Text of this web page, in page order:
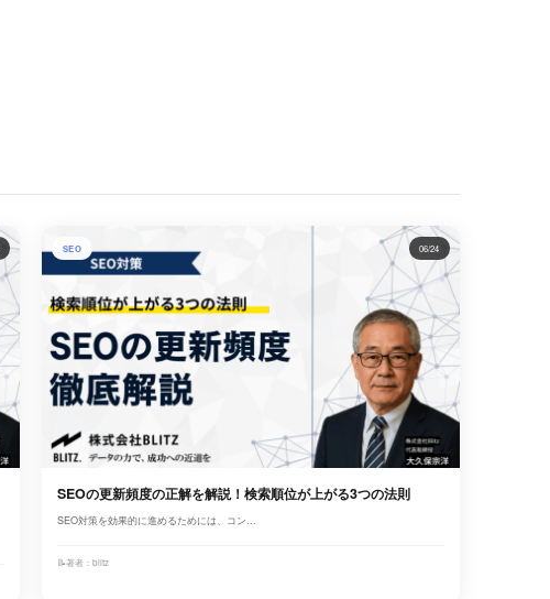
SEO 06/24
SEOの更新頻度の正解を解説！検索順位が上がる3つの法則
SEO対策を効果的に進めるためには、コン...
📝著者：blitz